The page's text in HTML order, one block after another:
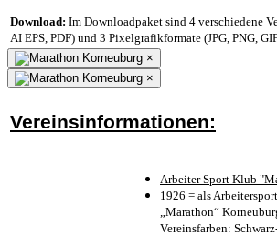
Download: Im Downloadpaket sind 4 verschiedene
AI EPS, PDF) und 3 Pixelgrafikformate (JPG, PNG,
×
×
Vereinsinformationen:
Arbeiter Sport Klub
1926 = als
„Marathon“
Vereinsfarben: